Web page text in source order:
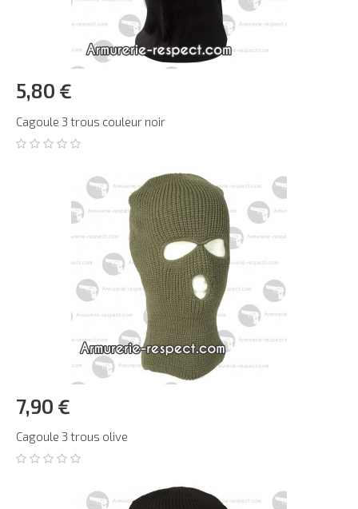
5,80 €
Cagoule 3 trous couleur noir
7,90 €
Cagoule 3 trous olive